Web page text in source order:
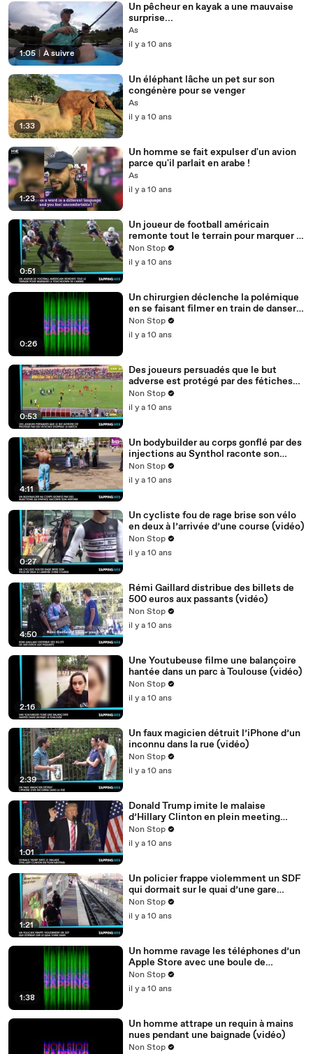
1:05 À suivre
Un pêcheur en kayak a une mauvaise
surprise...
As
il y a 10 ans
1:33
Un éléphant lâche un pet sur son
congénère pour se venger
As
il y a 10 ans
1:23
Un homme se fait expulser d'un avion
parce qu'il parlait en arabe !
As
il y a 10 ans
0:51
Un joueur de football américain
remonte tout le terrain pour marquer le
touchdown de l’année (vidéo)
Non Stop
il y a 10 ans
0:26
Un chirurgien déclenche la polémique
en se faisant filmer en train de danser
pendant une opération (vidéo)
Non Stop
il y a 10 ans
0:53
Des joueurs persuadés que le but
adverse est protégé par des fétiches
stoppent le match (vidéo)
Non Stop
il y a 10 ans
4:11
Un bodybuilder au corps gonflé par des
injections au Synthol raconte son
histoire (vidéo)
Non Stop
il y a 10 ans
0:27
Un cycliste fou de rage brise son vélo
en deux à l’arrivée d’une course (vidéo)
Non Stop
il y a 10 ans
4:50
Rémi Gaillard distribue des billets de
500 euros aux passants (vidéo)
Non Stop
il y a 10 ans
2:16
Une Youtubeuse filme une balançoire
hantée dans un parc à Toulouse (vidéo)
Non Stop
il y a 10 ans
2:39
Un faux magicien détruit l’iPhone d’un
inconnu dans la rue (vidéo)
Non Stop
il y a 10 ans
1:01
Donald Trump imite le malaise
d’Hillary Clinton en plein meeting
(vidéo)
Non Stop
il y a 10 ans
1:21
Un policier frappe violemment un SDF
qui dormait sur le quai d’une gare
(vidéo)
Non Stop
il y a 10 ans
1:38
Un homme ravage les téléphones d’un
Apple Store avec une boule de
pétanque (vidéo)
Non Stop
il y a 10 ans
Un homme attrape un requin à mains
nues pendant une baignade (vidéo)
Non Stop